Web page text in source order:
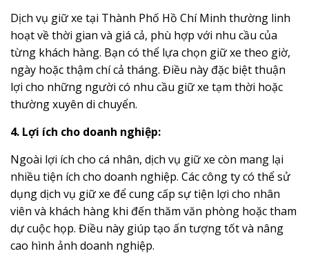
Dịch vụ giữ xe tại Thành Phố Hồ Chí Minh thường linh
hoạt về thời gian và giá cả, phù hợp với nhu cầu của
từng khách hàng. Bạn có thể lựa chọn giữ xe theo giờ,
ngày hoặc thậm chí cả tháng. Điều này đặc biệt thuận
lợi cho những người có nhu cầu giữ xe tạm thời hoặc
thường xuyên di chuyển.
4. Lợi ích cho doanh nghiệp:
Ngoài lợi ích cho cá nhân, dịch vụ giữ xe còn mang lại
nhiều tiện ích cho doanh nghiệp. Các công ty có thể sử
dụng dịch vụ giữ xe để cung cấp sự tiện lợi cho nhân
viên và khách hàng khi đến thăm văn phòng hoặc tham
dự cuộc họp. Điều này giúp tạo ấn tượng tốt và nâng
cao hình ảnh doanh nghiệp.